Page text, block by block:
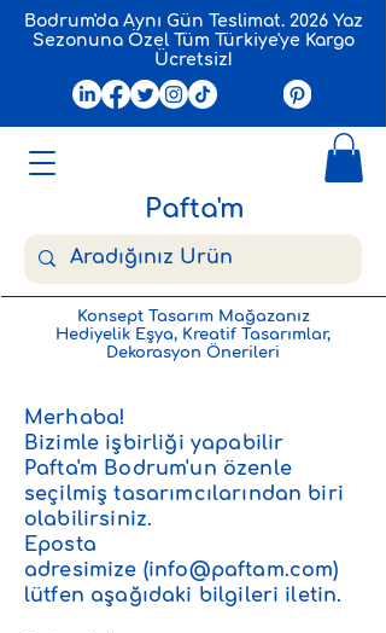
Pafta'm
Bodrum'da Aynı Gün Teslimat. 2026 Yaz
Sezonuna Özel Tüm Türkiye'ye Kargo
Ücretsiz!
Konsept Tasarım Mağazanız
Hediyelik Eşya, Kreatif Tasarımlar,
Dekorasyon Önerileri
Merhaba!
Bizimle işbirliği yapabilir
Pafta'm Bodrum'un özenle
seçilmiş tasarımcılarından biri
olabilirsiniz.
Eposta
adresimize (info@paftam.com)
lütfen aşağıdaki bilgileri iletin.